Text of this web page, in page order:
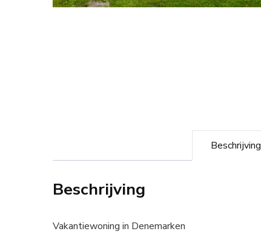
Beschrijving
Beschrijving
Vakantiewoning in Denemarken